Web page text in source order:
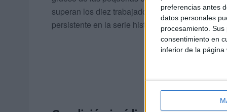
preferencias antes
datos personales
procesamiento.
consentimiento en
inferior de la página
superan los diez trabajadores es minoritario en
persistente en la serie histórica del que recoge